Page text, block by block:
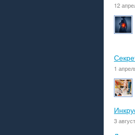
12
1
3